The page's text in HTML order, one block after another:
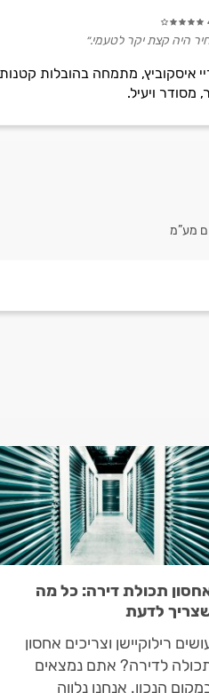
איסקוביץ, מתמחה בהובלות
ויעיל.
היה קצת יקר לטעמי.״
מע”מ
תכולת דירה: כל מה
לדעת
רילוקיישן וצריכים אחסון
לדירה? אתם נמצאים
הנכון. אנחנו נלווה